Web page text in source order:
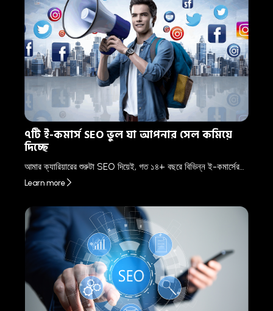
৭টি ই-কমার্স SEO ভুল যা আপনার সেল কমিয়ে
দিচ্ছে
আমার ক্যারিয়ারের শুরুটা SEO দিয়েই, গত ১৪+ বছরে বিভিন্ন ই-কমার্সের…
Learn more